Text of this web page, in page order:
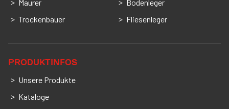
Maurer
Trockenbauer
Bodenleger
Fliesenleger
PRODUKTINFOS
Unsere Produkte
Kataloge